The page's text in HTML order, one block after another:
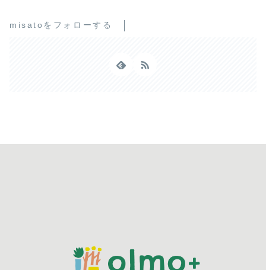
misatoをフォローする